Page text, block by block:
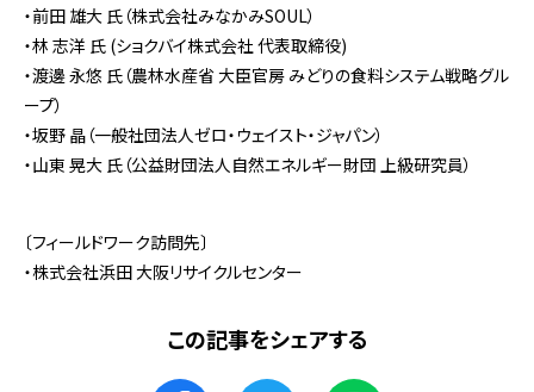
・前田 雄大 氏（株式会社みなかみSOUL）
・林 志洋 氏 (ショクバイ株式会社 代表取締役)
・渡邊 永悠 氏（農林水産省 大臣官房 みどりの食料システム戦略グル
ープ）
・坂野 晶（一般社団法人ゼロ・ウェイスト・ジャパン）
・山東 晃大 氏（公益財団法人自然エネルギー財団 上級研究員）
〔フィールドワーク訪問先〕
・株式会社浜田 大阪リサイクルセンター
この記事をシェアする